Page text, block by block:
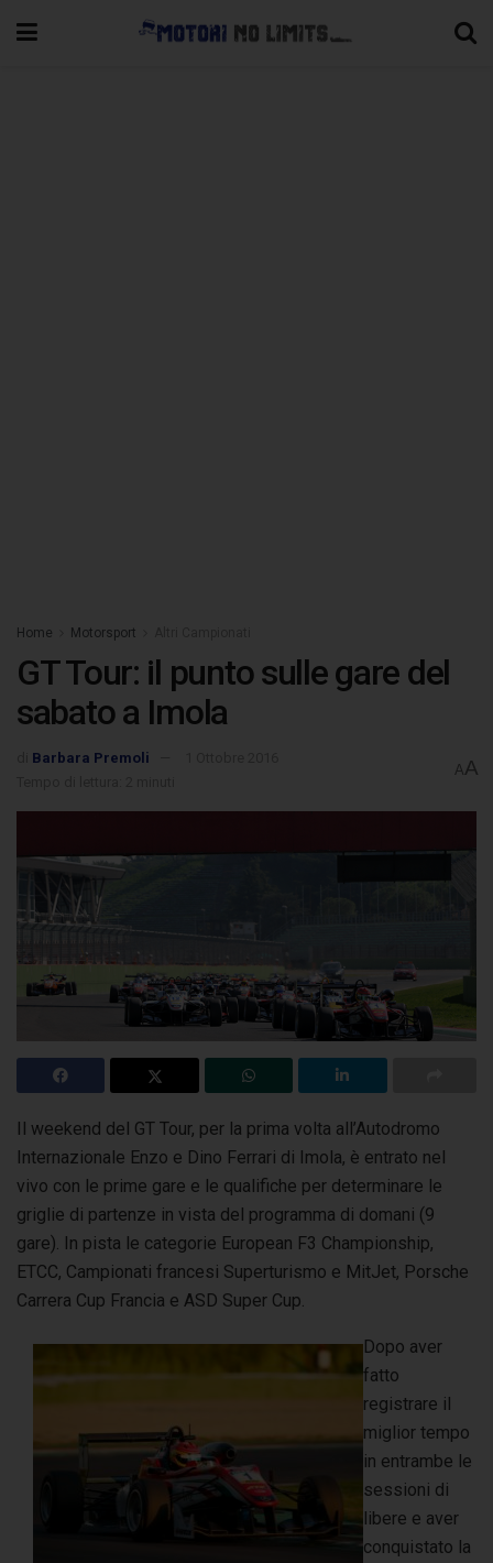
Home Motorsport
GT Tour: il punto sulle gare del
sabato a Imola
Barbara Premoli
AA
Il weekend del GT Tour, per la prima volta all’Autodromo
Internazionale Enzo e Dino Ferrari di Imola, è entrato nel
vivo con le prime gare e le qualifiche per determinare le
griglie di partenze in vista del programma di domani (9
gare). In pista le categorie European F3 Championship,
ETCC, Campionati francesi Superturismo e MitJet, Porsche
Carrera Cup Francia e ASD Super Cup.
Dopo aver
fatto
registrare il
miglior tempo
in entrambe le
sessioni di
libere e aver
conquistato la